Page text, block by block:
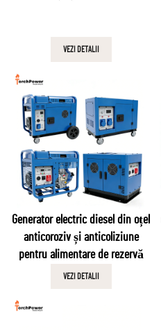
VEZI DETALII
Generator electric diesel din oțel
anticoroziv și anticoliziune
pentru alimentare de rezervă
VEZI DETALII